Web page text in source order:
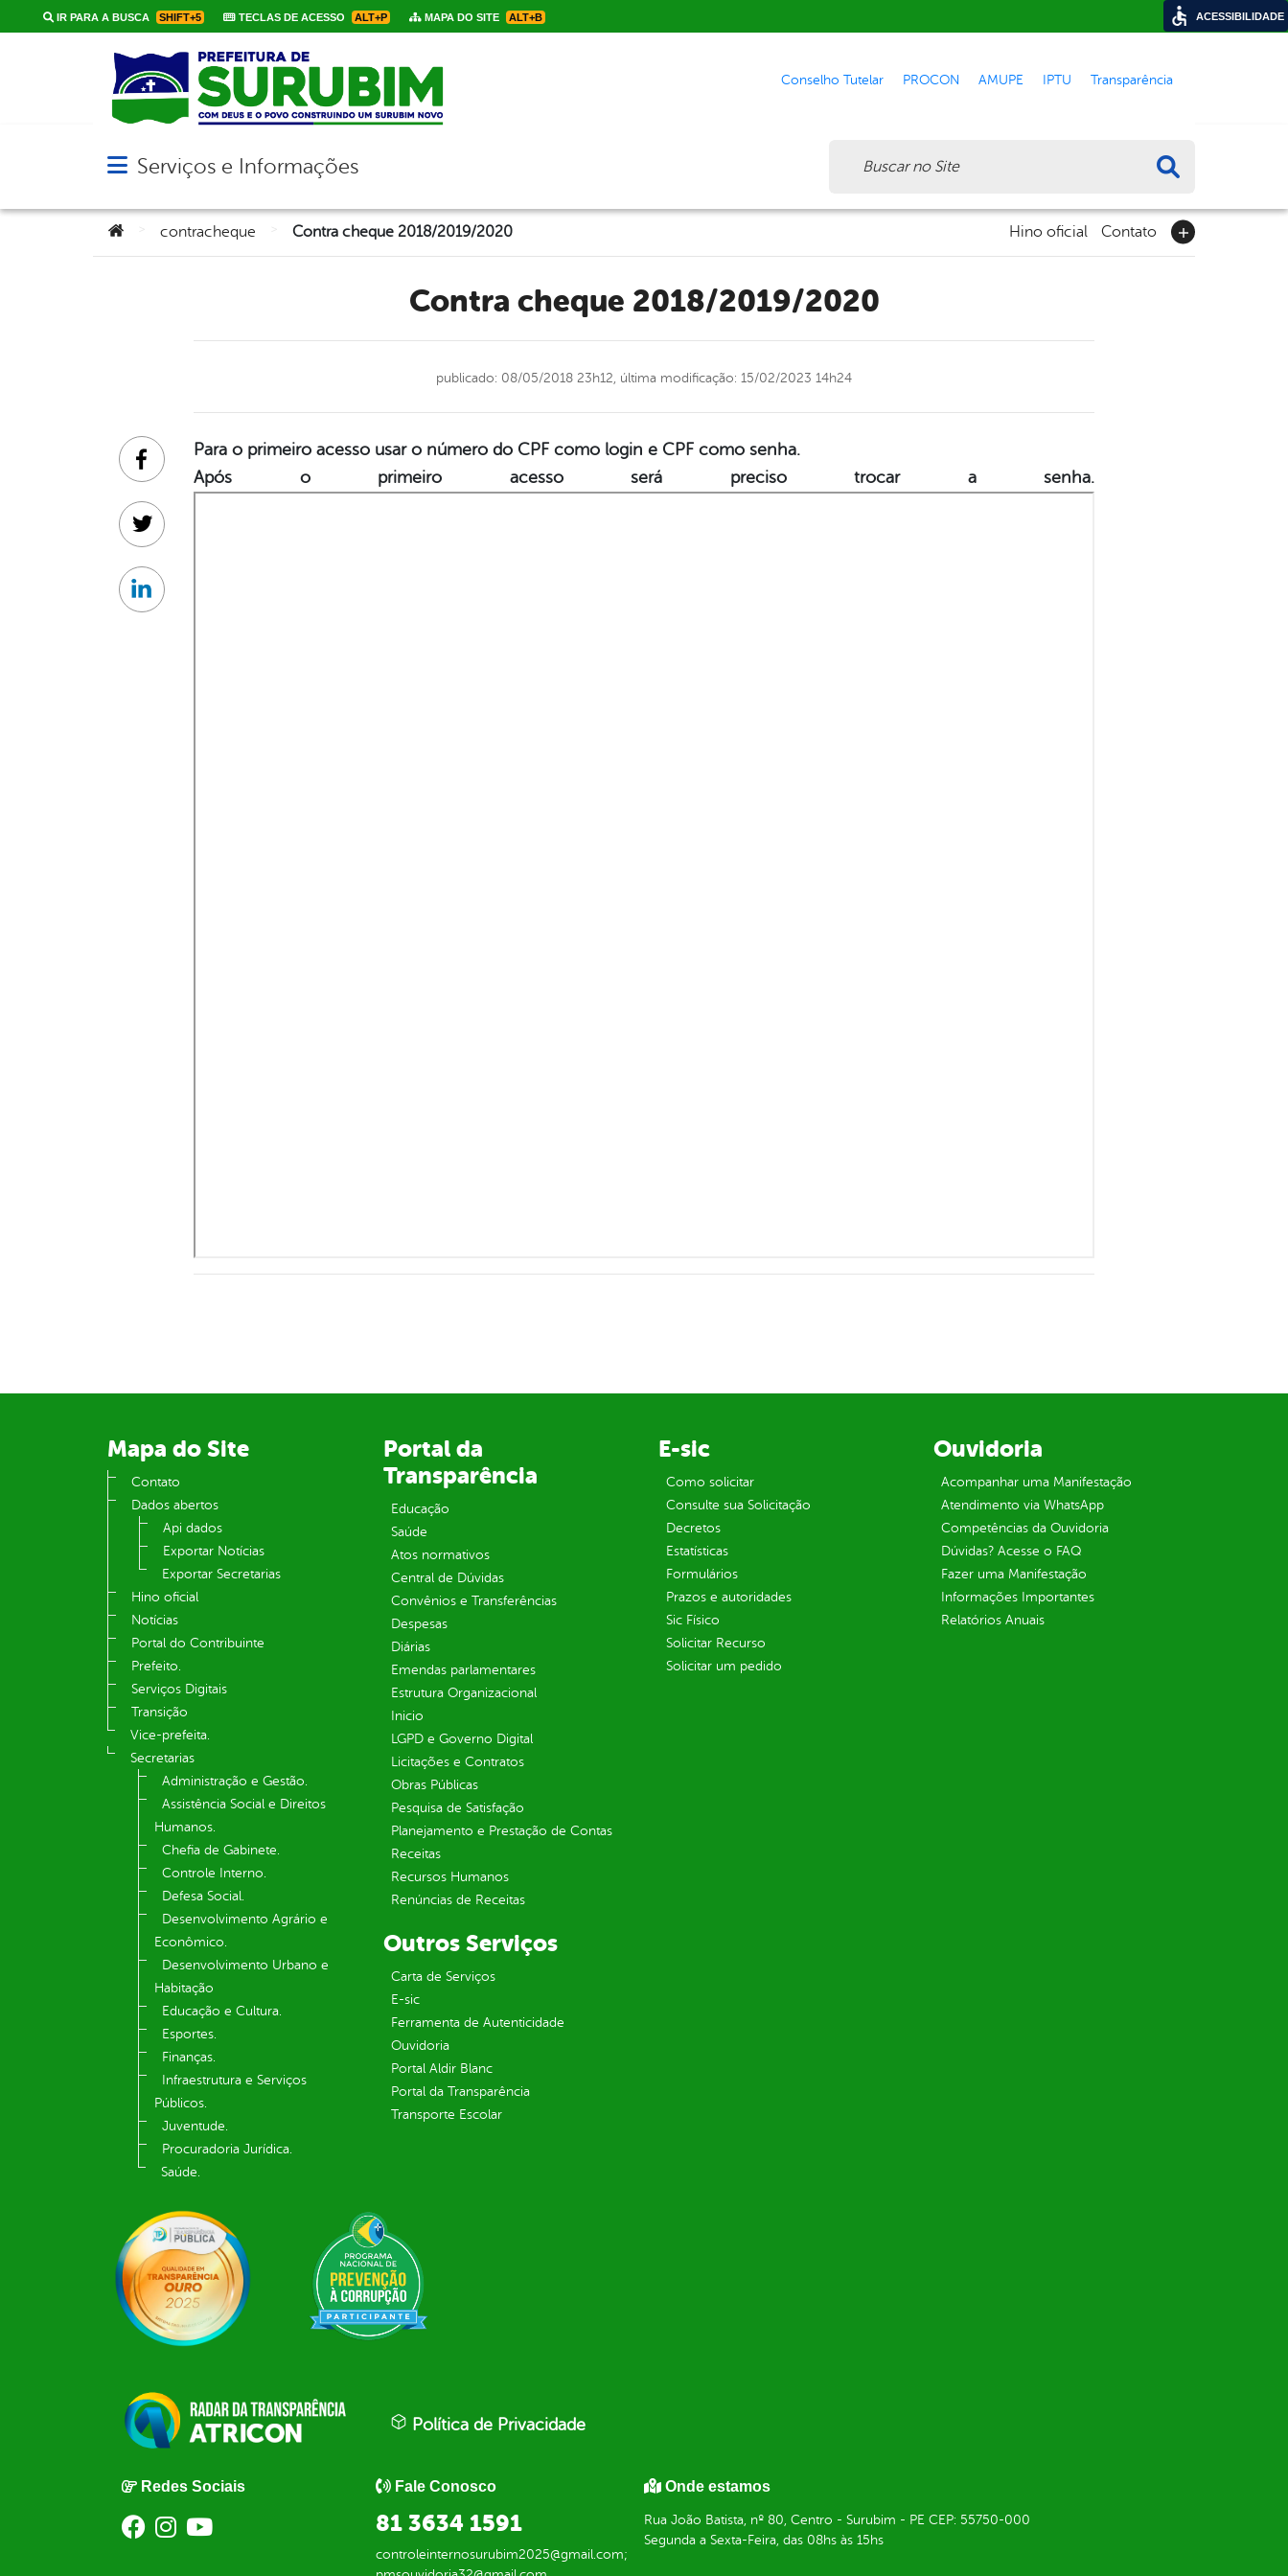
IR PARA A BUSCA SHIFT+5 TECLAS DE ACESSO ALT+P MAPA DO SITE ALT+B
Conselho Tutelar PROCON AMUPE IPTU Transparência
Abrir menu principal de navegação
Serviços e Informações
Você está aqui:
contracheque Contra cheque 2018/2019/2020 Hino oficial Contato
Contra cheque 2018/2019/2020
publicado: 08/05/2018 23h12, última modificação: 15/02/2023 14h24
Para o primeiro acesso usar o número do CPF como login e CPF como senha.
Após o primeiro acesso será preciso trocar a senha.
Facebook
Twitter
Linkedin
Mapa do Site
Contato
Dados abertos
Api dados
Exportar Notícias
Exportar Secretarias
Hino oficial
Notícias
Portal do Contribuinte
Prefeito.
Serviços Digitais
Transição
Vice-prefeita.
Secretarias
Administração e Gestão.
Assistência Social e Direitos
Humanos.
Chefia de Gabinete.
Controle Interno.
Defesa Social.
Desenvolvimento Agrário e
Econômico.
Desenvolvimento Urbano e
Habitação
Educação e Cultura.
Esportes.
Finanças.
Infraestrutura e Serviços
Públicos.
Juventude.
Procuradoria Jurídica.
Saúde.
Portal da
Transparência
Educação
Saúde
Atos normativos
Central de Dúvidas
Convênios e Transferências
Despesas
Diárias
Emendas parlamentares
Estrutura Organizacional
Inicio
LGPD e Governo Digital
Licitações e Contratos
Obras Públicas
Pesquisa de Satisfação
Planejamento e Prestação de Contas
Receitas
Recursos Humanos
Renúncias de Receitas
E-sic
Como solicitar
Consulte sua Solicitação
Decretos
Estatísticas
Formulários
Prazos e autoridades
Sic Físico
Solicitar Recurso
Solicitar um pedido
Ouvidoria
Acompanhar uma Manifestação
Atendimento via WhatsApp
Competências da Ouvidoria
Dúvidas? Acesse o FAQ
Fazer uma Manifestação
Informações Importantes
Relatórios Anuais
Outros Serviços
Carta de Serviços
E-sic
Ferramenta de Autenticidade
Ouvidoria
Portal Aldir Blanc
Portal da Transparência
Transporte Escolar
Política de Privacidade
Redes Sociais Fale Conosco
81 3634 1591
controleinternosurubim2025@gmail.com;
Onde estamos
Rua João Batista, nº 80, Centro - Surubim - PE CEP: 55750-000
Segunda a Sexta-Feira, das 08hs às 15hs
ACESSIBILIDADE